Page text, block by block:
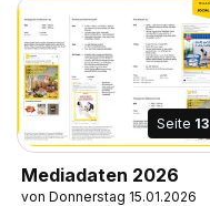
Seite 13
Mediadaten 2026
von Donnerstag 15.01.2026